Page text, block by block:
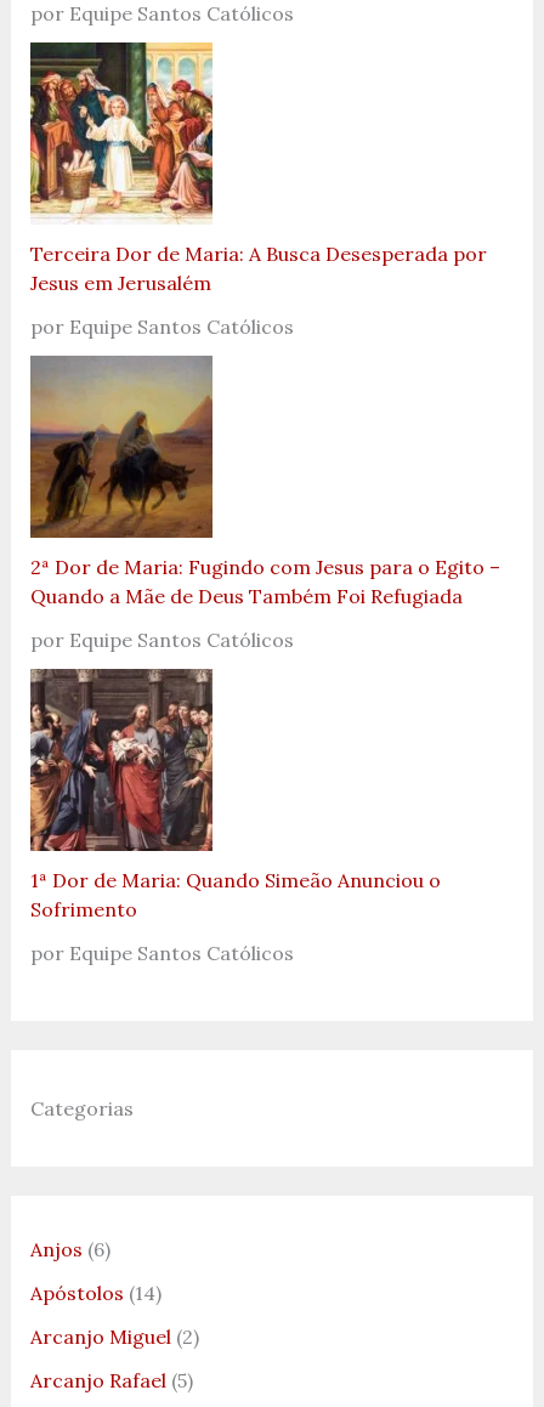
por Equipe Santos Católicos
Terceira Dor de Maria: A Busca Desesperada por
Jesus em Jerusalém
por Equipe Santos Católicos
2ª Dor de Maria: Fugindo com Jesus para o Egito –
Quando a Mãe de Deus Também Foi Refugiada
por Equipe Santos Católicos
1ª Dor de Maria: Quando Simeão Anunciou o
Sofrimento
por Equipe Santos Católicos
Categorias
Anjos (6)
Apóstolos (14)
Arcanjo Miguel(2)
Arcanjo Rafael(5)